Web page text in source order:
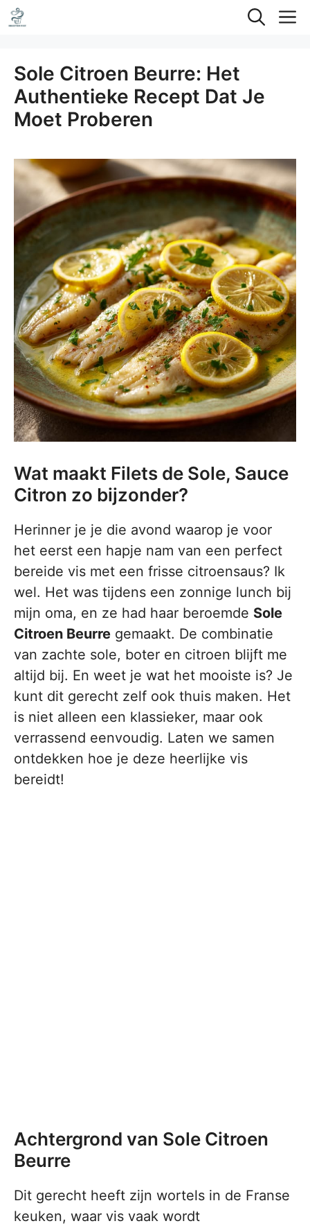
Ga
naar
inhoud
Sole Citroen Beurre: Het
Authentieke Recept Dat Je
Moet Proberen
Wat maakt Filets de Sole, Sauce
Citron zo bijzonder?
Herinner je je die avond waarop je voor
het eerst een hapje nam van een perfect
bereide vis met een frisse citroensaus? Ik
wel. Het was tijdens een zonnige lunch bij
mijn oma, en ze had haar beroemde Sole
Citroen Beurre gemaakt. De combinatie
van zachte sole, boter en citroen blijft me
altijd bij. En weet je wat het mooiste is? Je
kunt dit gerecht zelf ook thuis maken. Het
is niet alleen een klassieker, maar ook
verrassend eenvoudig. Laten we samen
ontdekken hoe je deze heerlijke vis
bereidt!
Achtergrond van Sole Citroen
Beurre
Dit gerecht heeft zijn wortels in de Franse
keuken, waar vis vaak wordt